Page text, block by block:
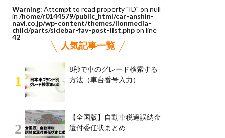
Warning: Attempt to read property "ID" on null
in /home/r0144579/public_html/car-anshin-
navi.co.jp/wp-content/themes/lionmedia-
child/parts/sidebar-fav-post-list.phpon line
42
人気記事一覧
1
8秒で車のグレード検索する
方法（車台番号入力）
2
【全国版】自動車税過誤納金
還付委任状まとめ